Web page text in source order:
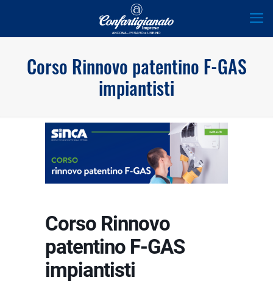
Corso Rinnovo patentino F-GAS
impiantisti
Corso Rinnovo
patentino F-GAS
impiantisti